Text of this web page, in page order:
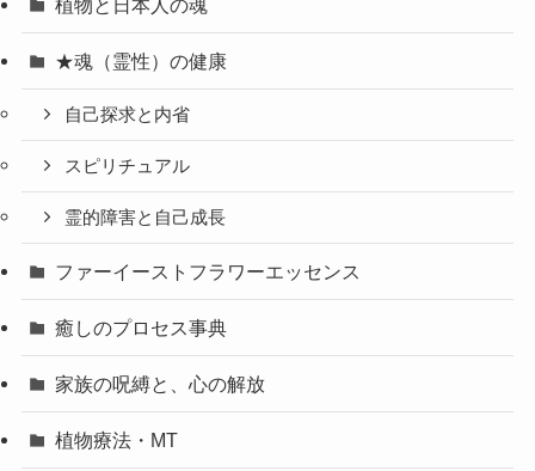
植物と日本人の魂
★魂（霊性）の健康
自己探求と内省
スピリチュアル
霊的障害と自己成長
ファーイーストフラワーエッセンス
癒しのプロセス事典
家族の呪縛と、心の解放
植物療法・MT